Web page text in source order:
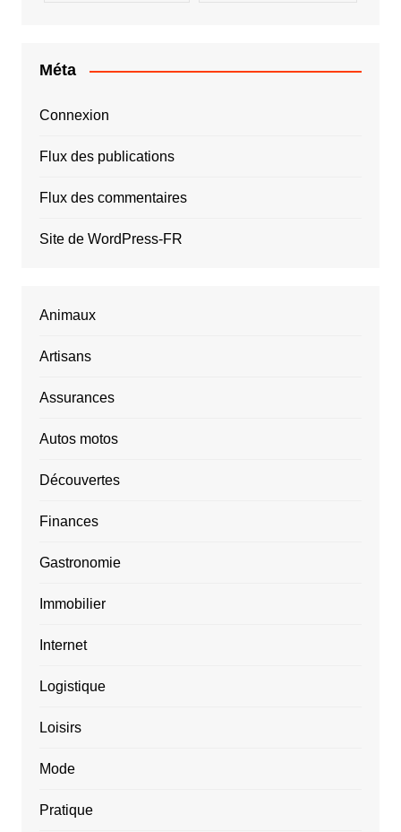
Méta
Connexion
Flux des publications
Flux des commentaires
Site de WordPress-FR
Animaux
Artisans
Assurances
Autos motos
Découvertes
Finances
Gastronomie
Immobilier
Internet
Logistique
Loisirs
Mode
Pratique